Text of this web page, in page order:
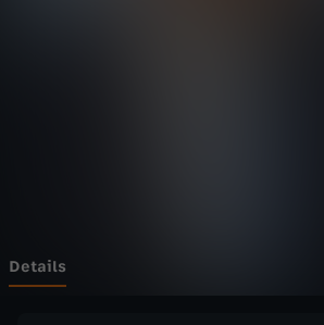
t
Details